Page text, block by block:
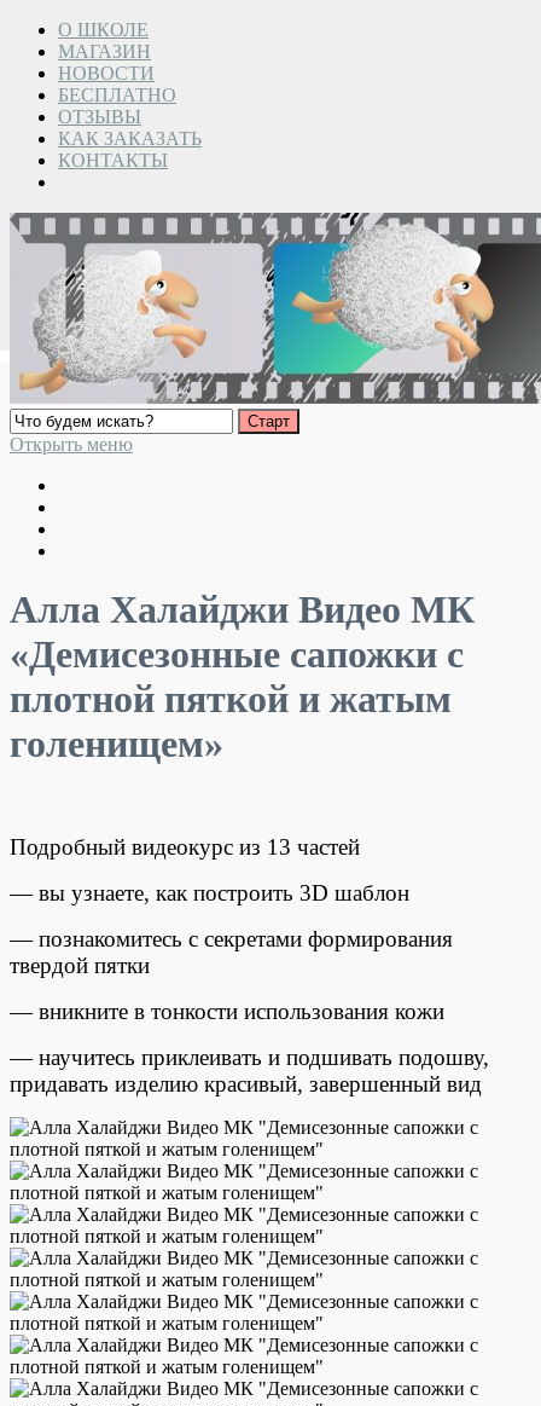
О ШКОЛЕ
МАГАЗИН
НОВОСТИ
БЕСПЛАТНО
ОТЗЫВЫ
КАК ЗАКАЗАТЬ
КОНТАКТЫ
Открыть меню
Алла Халайджи Видео МК
«Демисезонные сапожки с
плотной пяткой и жатым
голенищем»
Подробный видеокурс из 13 частей
— вы узнаете, как построить 3D шаблон
— познакомитесь с секретами формирования
твердой пятки
— вникните в тонкости использования кожи
— научитесь приклеивать и подшивать подошву,
придавать изделию красивый, завершенный вид